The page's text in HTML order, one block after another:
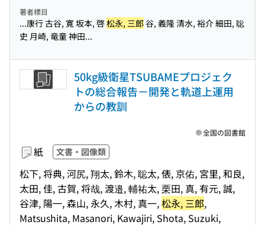
著者標目
...康行 古谷, 寛 坂本, 啓松永, 三郎谷, 義隆 清水, 裕介 細田, 聡
史 月崎, 竜童 神田...
50kg級衛星TSUBAMEプロジェク
トの総合報告－開発と軌道上運用
からの教訓
紙 文書・図像類
松下, 将典, 河尻, 翔太, 鈴木, 聡太, 俵, 京佑, 宮里, 和良,
太田, 佳, 古賀, 将哉, 渡邉, 輔祐太, 栗田, 真, 有元, 誠,
谷津, 陽一, 森山, 永久, 木村, 真一,松永, 三郎,
Matsushita, Masanori, Kawajiri, Shota, Suzuki,
全国の図書館